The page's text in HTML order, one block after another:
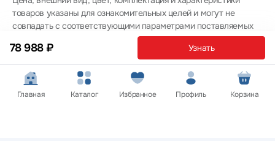
78 988 ₽ Узнать
товаров указаны для ознакомительных целей и могут не
совпадать с соответствующими параметрами поставляемых
товаров - уточняйте информацию у менеджера при
оформлении заказа.
Политика конфиденциальности
© 2012 — 2026 ООО «Эпл Тэк»
Главная Каталог Избранное Профиль Корзина